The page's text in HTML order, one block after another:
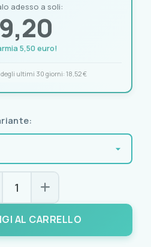
adesso a soli:
9,20
5,50 euro!
ultimi 30 giorni: 18,52 €
AL CARRELLO